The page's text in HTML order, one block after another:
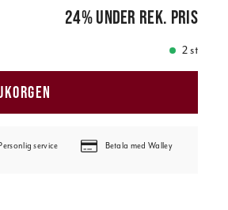
24%under rek. pris
2 st
service Betala med Walley